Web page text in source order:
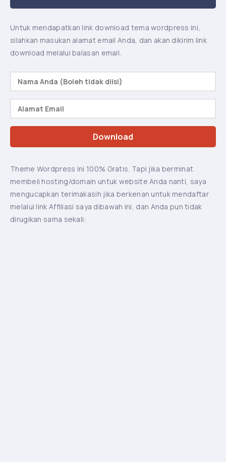
Untuk mendapatkan link download tema wordpress ini,
silahkan masukan alamat email Anda, dan akan dikirim link
download melalui balasan email.
Theme Wordpress ini 100% Gratis. Tapi jika berminat
membeli hosting/domain untuk website Anda nanti, saya
mengucapkan terimakasih jika berkenan untuk mendaftar
melalui link Affiliasi saya dibawah ini, dan Anda pun tidak
dirugikan sama sekali: